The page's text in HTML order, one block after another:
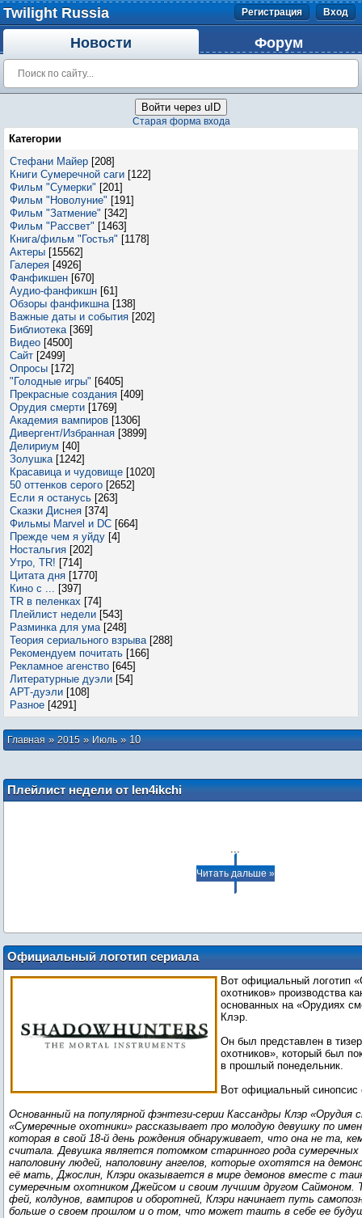
Twilight Russia Регистрация Вход
Новости Форум
Войти через uID
Старая форма входа
Категории
Стефани Майер [208]
Книги Сумеречной саги [122]
Фильм "Сумерки" [201]
Фильм "Новолуние" [191]
Фильм "Затмение" [342]
Фильм "Рассвет" [1463]
Книга/фильм "Гостья" [1178]
Актеры [15562]
Галерея [4926]
Фанфикшен [670]
Аудио-фанфикшн [61]
Обзоры фанфикшна [138]
Важные даты и события [202]
Библиотека [369]
Видео [4500]
Сайт [2499]
Опросы [172]
"Голодные игры" [6405]
Прекрасные создания [409]
Орудия смерти [1769]
Академия вампиров [1306]
Дивергент/Избранная [3899]
Делириум [40]
Золушка [1242]
Красавица и чудовище [1020]
50 оттенков серого [2652]
Если я останусь [263]
Сказки Диснея [374]
Фильмы Marvel и DC [664]
Прежде чем я уйду [4]
Ностальгия [202]
Утро, TR! [714]
Цитата дня [1770]
Кино с ... [397]
TR в пеленках [74]
Плейлист недели [543]
Разминка для ума [248]
Теория сериального взрыва [288]
Рекомендуем почитать [166]
Рекламное агенство [645]
Литературные дуэли [54]
АРТ-дуэли [108]
Разное [4291]
Главная»2015 » Июль » 10
Плейлист недели от len4ikchi
...
Читать дальше »
Официальный логотип сериала
«Сумеречные охотники»
Вот официальный логотип
охотников» производства
основанных на «Орудиях
Клэр.
Он был представлен в
охотников», который был
в прошлый понедельник.
Вот официальный синопсис
Основанный на популярной фэнтези-серии Кассандры Клэр «Орудия
«Сумеречные охотники» рассказывает про молодую девушку по
которая в свой 18-й день рождения обнаруживает, что она не та,
считала. Девушка является потомком старинного рода
наполовину людей, наполовину ангелов, которые охотятся на
её мать, Джослин, Клэри оказывается в мире демонов вместе с
сумеречным охотником Джейсом и своим лучшим другом Саймоном.
фей, колдунов, вампиров и оборотней, Клэри начинает путь
больше о своем прошлом и о том, что может таить в себе ее